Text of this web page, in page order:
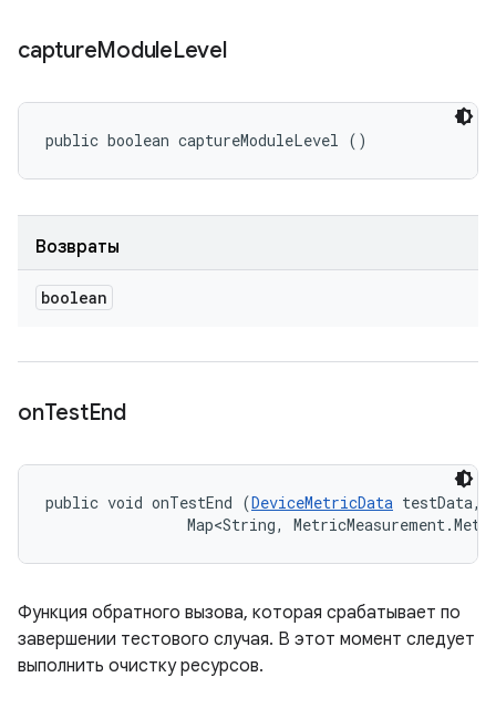
captureModuleLevel
public boolean captureModuleLevel ()
Возвраты
boolean
onTestEnd
public void onTestEnd (DeviceMetricData testData,
Map<String,
Функция обратного вызова, которая срабатывает по
завершении тестового случая. В этот момент следует
выполнить очистку ресурсов.